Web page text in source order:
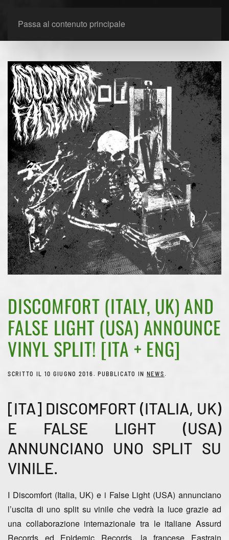
Passa al contenuto principale
DISCOMFORT (ITALY, UK) AND
FALSE LIGHT (USA) ANNOUNCE
VINYL SPLIT! [ITA + ENG]
SCRITTO IL 10 GIUGNO 2016. PUBBLICATO IN NEWS.
[ITA] DISCOMFORT (ITALIA, UK)
E FALSE LIGHT (USA)
ANNUNCIANO UNO SPLIT SU
VINILE.
I Discomfort(Italia, UK) e i False Light (USA) annunciano
l’uscita di uno split su vinile che vedrà la luce grazie ad
una collaborazione internazionale tra le italiane Assurd